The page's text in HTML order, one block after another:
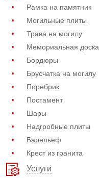
Рамка на памятник
Могильные плиты
Трава на могилу
Мемориальная доска
Бордюры
Брусчатка на могилу
Поребрик
Постамент
Шары
Надгробные плиты
Барельеф
Крест из гранита
Услуги